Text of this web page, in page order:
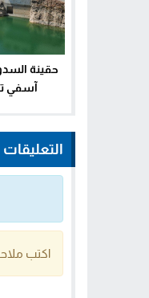
حقينة
آسفي تبلغ 97.39
التعليقات
اكتب